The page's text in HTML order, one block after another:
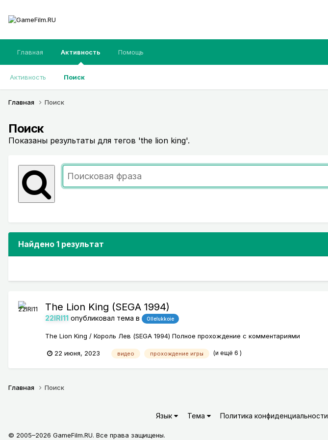
Главная Активность
Активность Поиск
Помощь
Главная Поиск
Поиск
Показаны результаты для тегов 'the lion king'.
Найдено 1 результат
The Lion King (SEGA 1994)
22IRI11 опубликовал тема в Ollelukkoie
The Lion King / Король Лев (SEGA 1994) Полное прохождение с комментариями
22 июня, 2023 видео прохождение игры (и ещё 6 )
Главная Поиск
Язык Тема Политика конфиденциальности
© 2005–2026 GameFilm.RU. Все права защищены.